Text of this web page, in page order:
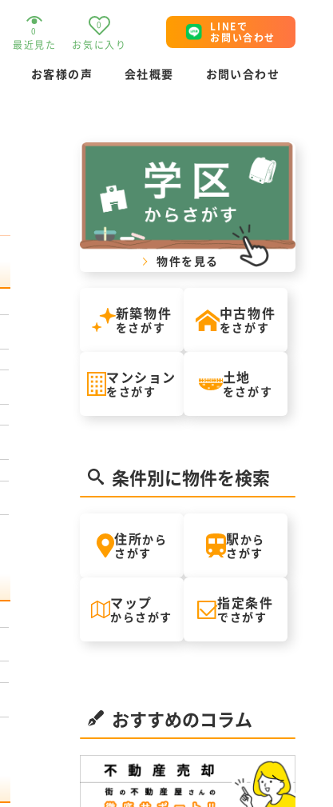
0
最近見た
0
お気に入り
LINEで
お問い合わせ
お客様の声 会社概要 お問い合わせ
物件を見る
新築物件
をさがす
中古物件
をさがす
マンション
をさがす
土地
をさがす
条件別に物件を検索
住所から
さがす
駅から
さがす
マップ
からさがす
指定条件
でさがす
おすすめのコラム